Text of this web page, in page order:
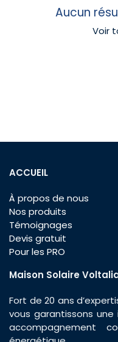
Aucun
Voir
ACCUEIL
À propos de nous
Nos produits
Témoignages
Devis gratuit
Pour les PRO
Maison Solaire
Fort de 20 ans
vous garantissons
accompagnement